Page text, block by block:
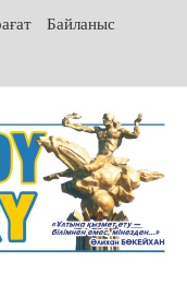
Байланыс